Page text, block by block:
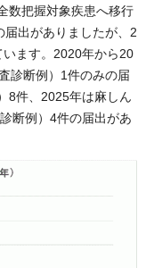
数把握対象疾患へ移行
出がありましたが、2
ます。2020年から20
診断例）1件のみの届
8件、2025年は麻しん
断例）4件の届出があ